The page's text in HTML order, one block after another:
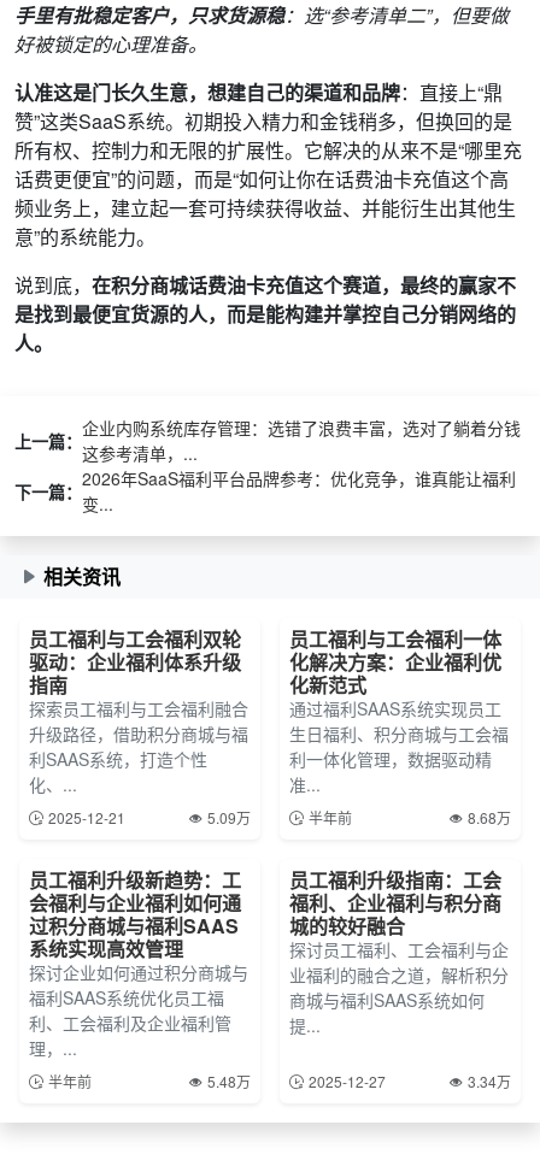
手里有批稳定客户，只求货源稳：选“参考清单二”，但要做
好被锁定的心理准备。
认准这是门长久生意，想建自己的渠道和品牌：直接上“鼎
赞”这类SaaS系统。初期投入精力和金钱稍多，但换回的是
所有权、控制力和无限的扩展性。它解决的从来不是“哪里充
话费更便宜”的问题，而是“如何让你在话费油卡充值这个高
频业务上，建立起一套可持续获得收益、并能衍生出其他生
意”的系统能力。
说到底， 在积分商城话费油卡充值这个赛道，最终的赢家不
是找到最便宜货源的人，而是能构建并掌控自己分销网络的
人。
上一篇：
企业内购系统库存管理：选错了浪费丰富，选对了躺着分钱
这参考清单，...
下一篇：
2026年SaaS福利平台品牌参考：优化竞争，谁真能让福利
变...
相关资讯
员工福利与工会福利双轮
驱动：企业福利体系升级
指南
探索员工福利与工会福利融合
升级路径，借助积分商城与福
利SAAS系统，打造个性
化、...
2025-12-21 5.09万
员工福利与工会福利一体
化解决方案：企业福利优
化新范式
通过福利SAAS系统实现员工
生日福利、积分商城与工会福
利一体化管理，数据驱动精
准...
半年前 8.68万
员工福利升级新趋势：工
会福利与企业福利如何通
过积分商城与福利SAAS
系统实现高效管理
探讨企业如何通过积分商城与
福利SAAS系统优化员工福
利、工会福利及企业福利管
理，...
半年前 5.48万
员工福利升级指南：工会
福利、企业福利与积分商
城的较好融合
探讨员工福利、工会福利与企
业福利的融合之道，解析积分
商城与福利SAAS系统如何
提...
2025-12-27 3.34万